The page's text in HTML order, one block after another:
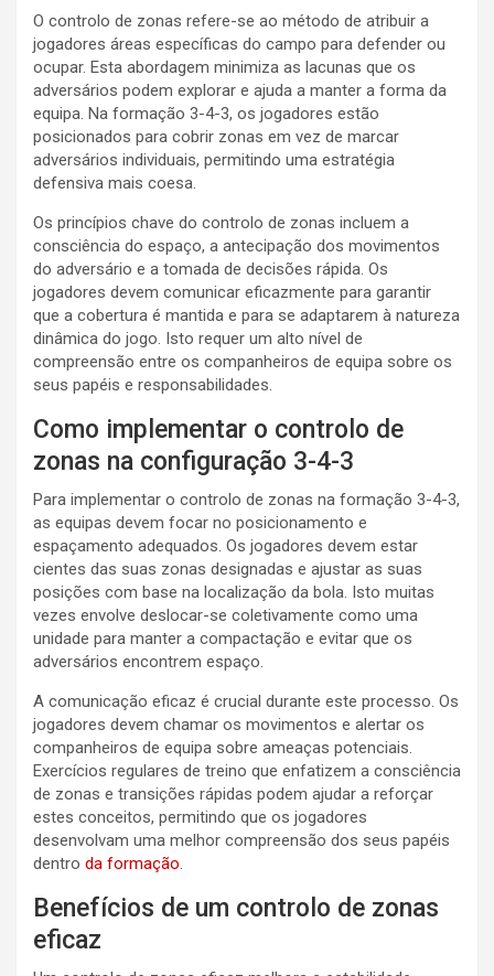
O controlo de zonas refere-se ao método de atribuir a
jogadores áreas específicas do campo para defender ou
ocupar. Esta abordagem minimiza as lacunas que os
adversários podem explorar e ajuda a manter a forma da
equipa. Na formação 3-4-3, os jogadores estão
posicionados para cobrir zonas em vez de marcar
adversários individuais, permitindo uma estratégia
defensiva mais coesa.
Os princípios chave do controlo de zonas incluem a
consciência do espaço, a antecipação dos movimentos
do adversário e a tomada de decisões rápida. Os
jogadores devem comunicar eficazmente para garantir
que a cobertura é mantida e para se adaptarem à natureza
dinâmica do jogo. Isto requer um alto nível de
compreensão entre os companheiros de equipa sobre os
seus papéis e responsabilidades.
Como implementar o controlo de
zonas na configuração 3-4-3
Para implementar o controlo de zonas na formação 3-4-3,
as equipas devem focar no posicionamento e
espaçamento adequados. Os jogadores devem estar
cientes das suas zonas designadas e ajustar as suas
posições com base na localização da bola. Isto muitas
vezes envolve deslocar-se coletivamente como uma
unidade para manter a compactação e evitar que os
adversários encontrem espaço.
A comunicação eficaz é crucial durante este processo. Os
jogadores devem chamar os movimentos e alertar os
companheiros de equipa sobre ameaças potenciais.
Exercícios regulares de treino que enfatizem a consciência
de zonas e transições rápidas podem ajudar a reforçar
estes conceitos, permitindo que os jogadores
desenvolvam uma melhor compreensão dos seus papéis
dentro da formação.
Benefícios de um controlo de zonas
eficaz